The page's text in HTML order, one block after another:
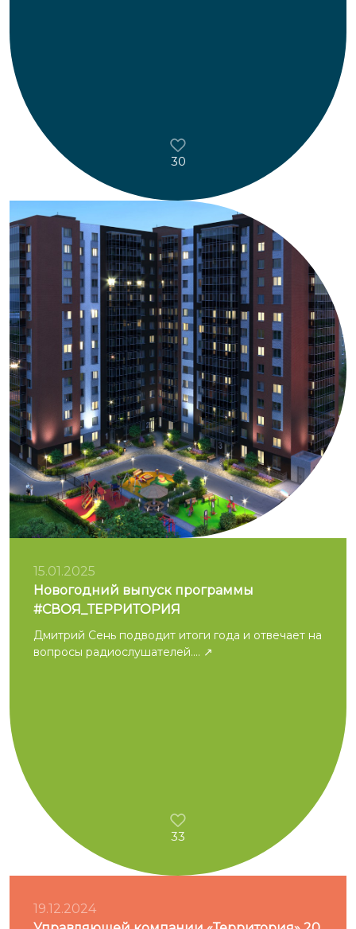
30
15.01.2025
Новогодний выпуск программы
#СВОЯ_ТЕРРИТОРИЯ
Дмитрий Сень подводит итоги года и отвечает на
вопросы радиослушателей....
33
19.12.2024